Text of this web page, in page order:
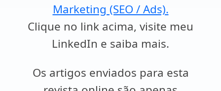
Marketing (SEO / Ads).
Clique no link acima, visite meu
LinkedIn e saiba mais.
Os artigos enviados para esta